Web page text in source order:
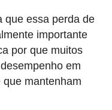
que essa perda de
importante
por que muitos
em
mantenham